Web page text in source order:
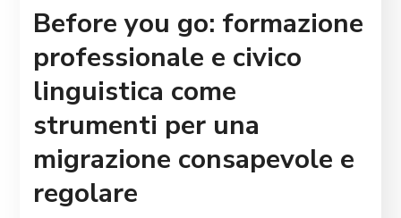
Before you go: formazione
professionale e civico
linguistica come
strumenti per una
migrazione consapevole e
regolare